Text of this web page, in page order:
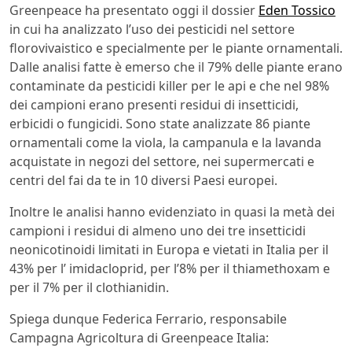
Greenpeace ha presentato oggi il dossier Eden Tossico
in cui ha analizzato l’uso dei pesticidi nel settore
florovivaistico e specialmente per le piante ornamentali.
Dalle analisi fatte è emerso che il 79% delle piante erano
contaminate da pesticidi killer per le api e che nel 98%
dei campioni erano presenti residui di insetticidi,
erbicidi o fungicidi. Sono state analizzate 86 piante
ornamentali come la viola, la campanula e la lavanda
acquistate in negozi del settore, nei supermercati e
centri del fai da te in 10 diversi Paesi europei.
Inoltre le analisi hanno evidenziato in quasi la metà dei
campioni i residui di almeno uno dei tre insetticidi
neonicotinoidi limitati in Europa e vietati in Italia per il
43% per l’ imidacloprid, per l’8% per il thiamethoxam e
per il 7% per il clothianidin.
Spiega dunque Federica Ferrario, responsabile
Campagna Agricoltura di Greenpeace Italia: